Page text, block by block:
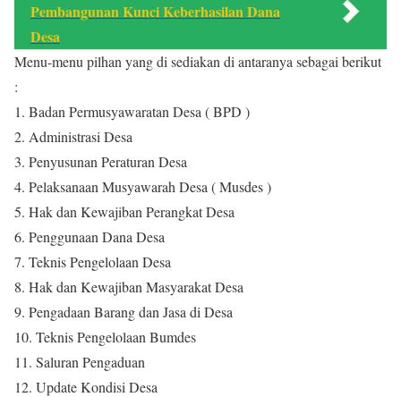
Pembangunan Kunci Keberhasilan Dana
Desa
Menu-menu pilhan yang di sediakan di antaranya sebagai berikut
:
1. Badan Permusyawaratan Desa ( BPD )
2. Administrasi Desa
3. Penyusunan Peraturan Desa
4. Pelaksanaan Musyawarah Desa ( Musdes )
5. Hak dan Kewajiban Perangkat Desa
6. Penggunaan Dana Desa
7. Teknis Pengelolaan Desa
8. Hak dan Kewajiban Masyarakat Desa
9. Pengadaan Barang dan Jasa di Desa
10. Teknis Pengelolaan Bumdes
11. Saluran Pengaduan
12. Update Kondisi Desa